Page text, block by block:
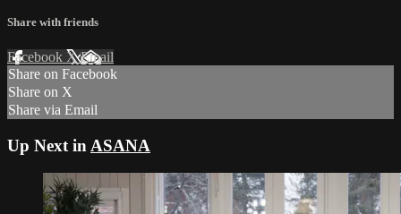
Share with friends
Facebook XEmail
Share on Facebook
Share on X
Share via Email
Up Next in ASANA